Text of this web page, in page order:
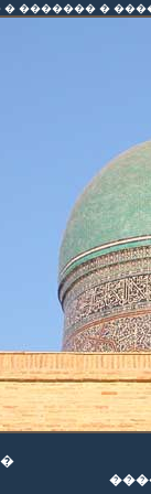
������� �